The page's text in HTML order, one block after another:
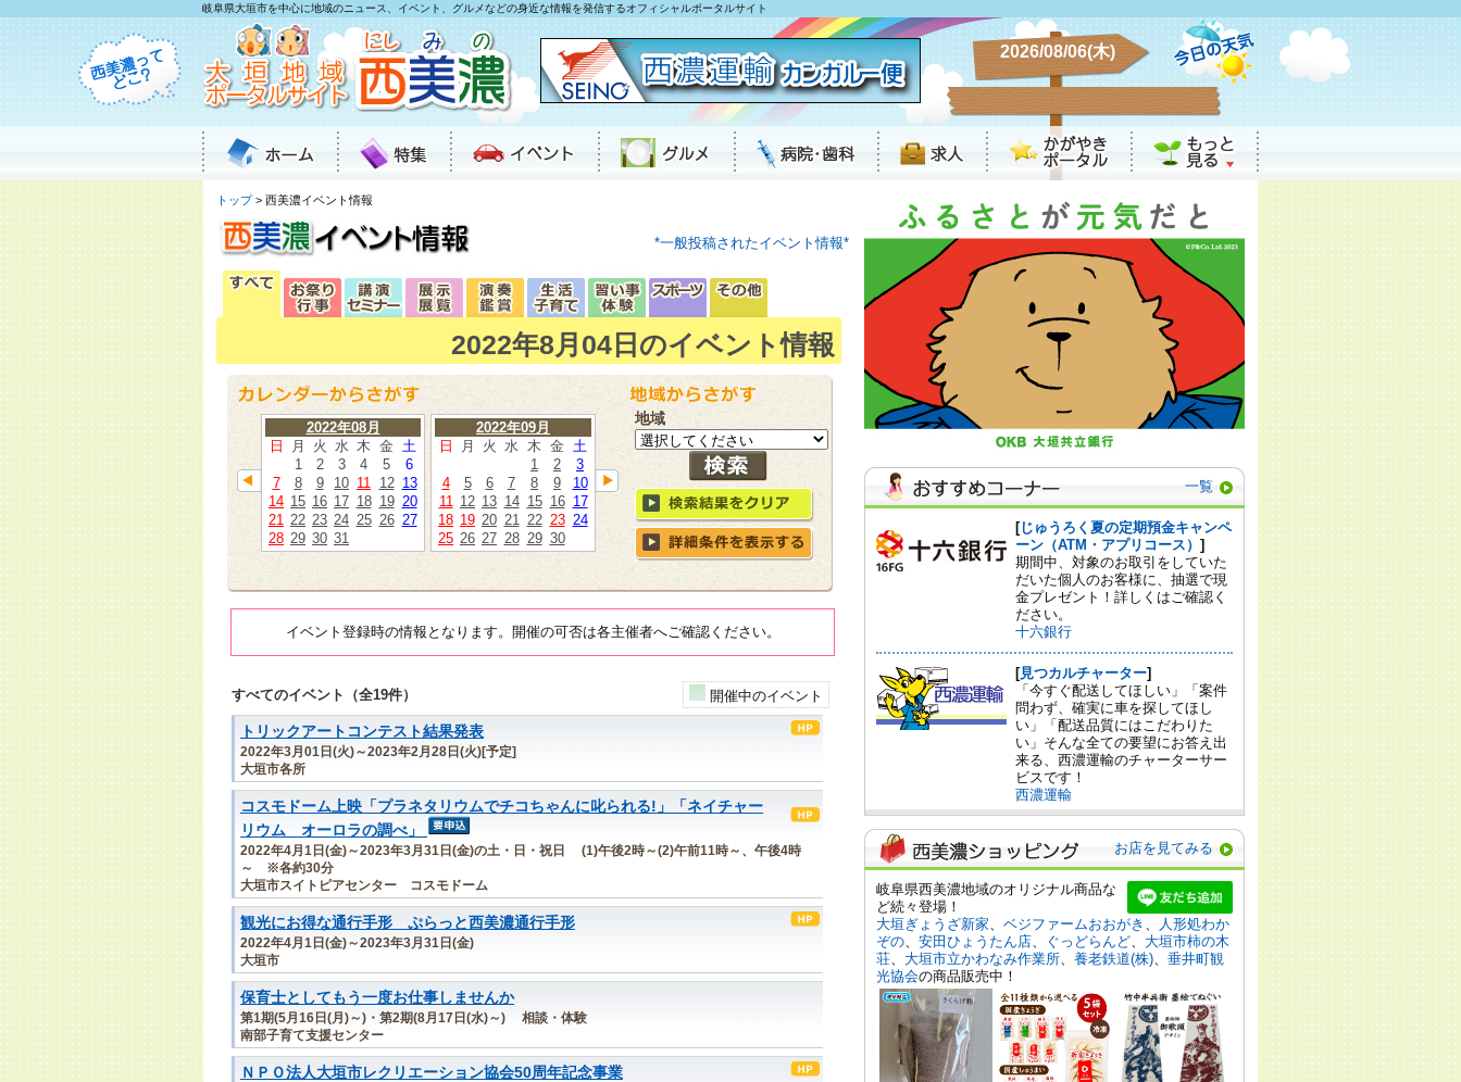
岐阜県大垣市を中心に地域のニュース、イベント、グルメなどの身近な情報を発信するオフィシャルポータルサイト
2026/08/06(木)
トップ> 西美濃イベント情報
*一般投稿されたイベント情報*
2022年8月04日のイベント情報
2022年08月
日
月 火 水 木 金 土
1
2 3 4 5
6
7
8 9 10 11 12 13
14 15 16 17 18 19 20
21 22 23 24 25 26 27
28 29 30 31
2022年09月
日
月 火 水 木 金 土
1
2
3
4
5 6 7 8 9
10
11 12 13 14 15 16 17
18 19 20 21 22 23 24
25 26 27 28 29 30
地域
イベント登録時の情報となります。開催の可否は各主催者へご確認ください。
すべてのイベント（全19件） 開催中のイベント
トリックアートコンテスト結果発表
2022年3月01日(火)～2023年2月28日(火)[予定]
大垣市各所
コスモドーム上映「プラネタリウムでチコちゃんに叱られる!」「ネイチャー
リウム オーロラの調べ」
2022年4月1日(金)～2023年3月31日(金)の土・日・祝日 (1)午後2時～(2)午前11時～、午後4時
～ ※各約30分
大垣市スイトピアセンター コスモドーム
観光にお得な通行手形 ぷらっと西美濃通行手形
2022年4月1日(金)～2023年3月31日(金)
大垣市
保育士としてもう一度お仕事しませんか
第1期(5月16日(月)～)・第2期(8月17日(水)～) 相談・体験
南部子育て支援センター
ＮＰＯ法人大垣市レクリエーション協会50周年記念事業